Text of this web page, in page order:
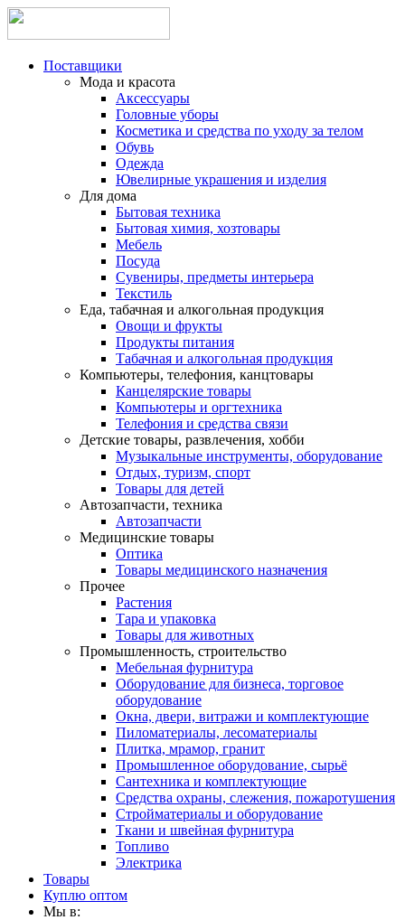
Поставщики
Мода и красота
Аксессуары
Головные уборы
Косметика и средства по уходу за телом
Обувь
Одежда
Ювелирные украшения и изделия
Для дома
Бытовая техника
Бытовая химия, хозтовары
Мебель
Посуда
Сувениры, предметы интерьера
Текстиль
Еда, табачная и алкогольная продукция
Овощи и фрукты
Продукты питания
Табачная и алкогольная продукция
Компьютеры, телефония, канцтовары
Канцелярские товары
Компьютеры и оргтехника
Телефония и средства связи
Детские товары, развлечения, хобби
Музыкальные инструменты, оборудование
Отдых, туризм, спорт
Товары для детей
Автозапчасти, техника
Автозапчасти
Медицинские товары
Оптика
Товары медицинского назначения
Прочее
Растения
Тара и упаковка
Товары для животных
Промышленность, строительство
Мебельная фурнитура
Оборудование для бизнеса, торговое
оборудование
Окна, двери, витражи и комплектующие
Пиломатериалы, лесоматериалы
Плитка, мрамор, гранит
Промышленное оборудование, сырьё
Сантехника и комплектующие
Средства охраны, слежения, пожаротушения
Стройматериалы и оборудование
Ткани и швейная фурнитура
Топливо
Электрика
Товары
Куплю оптом
Мы в: